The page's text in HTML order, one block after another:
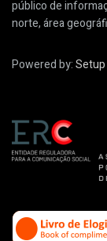
público de
norte, área
Powered by: